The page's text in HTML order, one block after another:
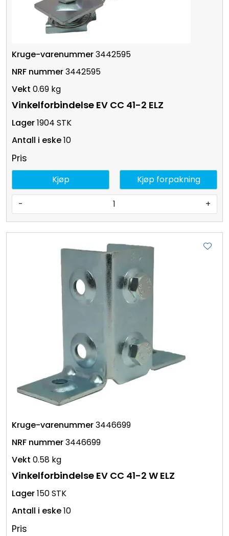
3442595
3442595
0.69 kg
Vinkelforbindelse EV CC 41-2 ELZ
1904 STK
10
Pris
- +
Kjøp Kjøp forpakning
3446699
3446699
0.58 kg
Vinkelforbindelse EV CC 41-2 W ELZ
150 STK
10
Pris